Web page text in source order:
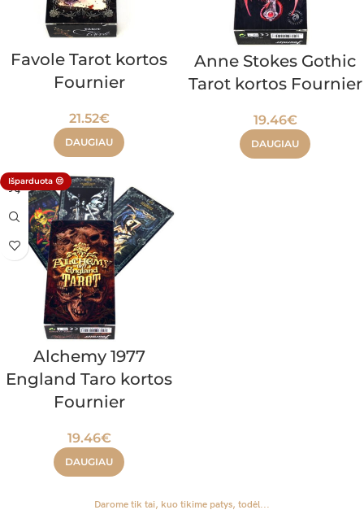
Favole Tarot kortos
Fournier
21.52€
DAUGIAU
Anne Stokes Gothic
Tarot kortos Fournier
19.46€
DAUGIAU
Išparduota 😔
Alchemy 1977
England Taro kortos
Fournier
19.46€
DAUGIAU
Darome tik tai, kuo tikime patys, todėl...